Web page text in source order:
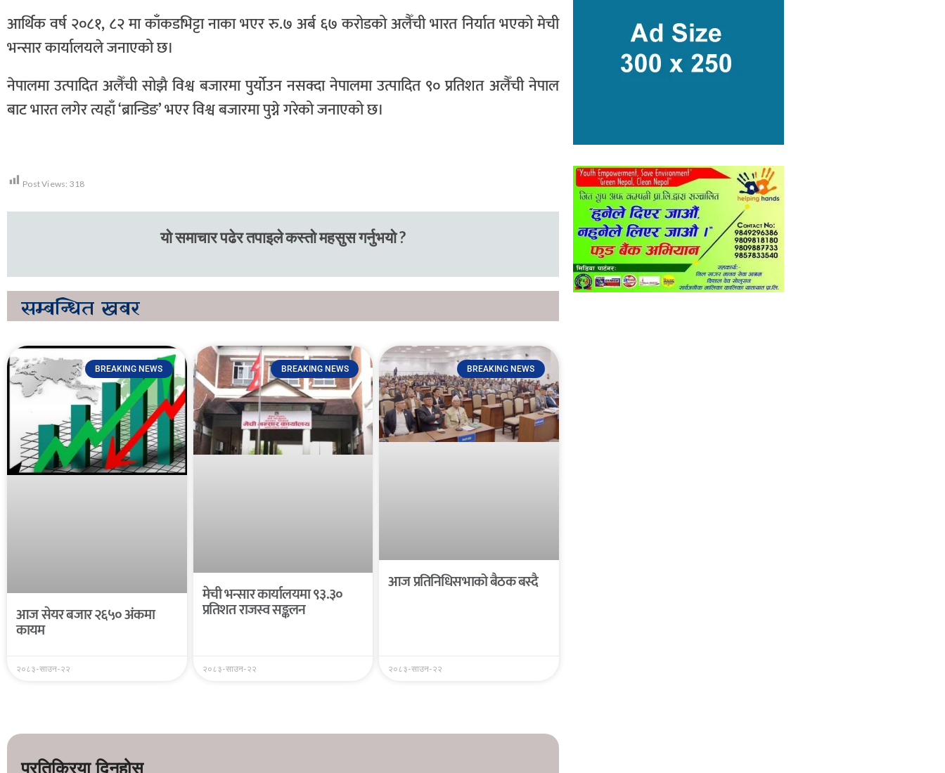
आर्थिक वर्ष २०८१, ८२ मा काँकडभिट्टा नाका भएर रु.७ अर्ब ६७ करोडको अलैँची भारत निर्यात भएको मेची
भन्सार कार्यालयले जनाएको छ।
नेपालमा उत्पादित अलैँची सोझै विश्व बजारमा पुर्योउन नसक्दा नेपालमा उत्पादित ९० प्रतिशत अलैँची नेपाल
बाट भारत लगेर त्यहाँ ‘ब्रान्डिङ’ भएर विश्व बजारमा पुग्ने गरेको जनाएको छ।
Post Views: 318
यो समाचार पढेर तपाइले कस्तो महसुस गर्नुभयो ?
सम्बन्धित खबर
BREAKING NEWS
आज सेयर बजार २६५० अंकमा
कायम
२०८३-साउन-२२
BREAKING NEWS
मेची भन्सार कार्यालयमा ९३.३०
प्रतिशत राजस्व सङ्कलन
२०८३-साउन-२२
BREAKING NEWS
आज प्रतिनिधिसभाको बैठक बस्दै
२०८३-साउन-२२